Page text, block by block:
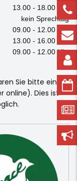
13.00 - 18.00 Uhr
kein Sprechtag
09.00 - 12.00 Uhr
13.00 - 16.00 Uhr
09.00 - 12.00 Uhr
Sie bitte einen
online). Dies ist